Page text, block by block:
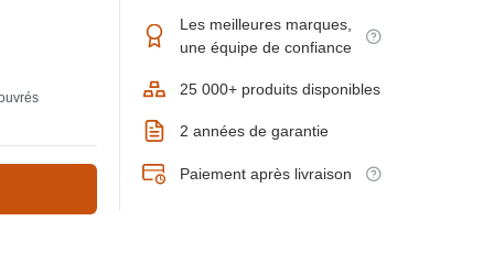
Les meilleures marques,
une équipe de confiance
25 000+ produits disponibles
2 années de garantie
Paiement après livraison